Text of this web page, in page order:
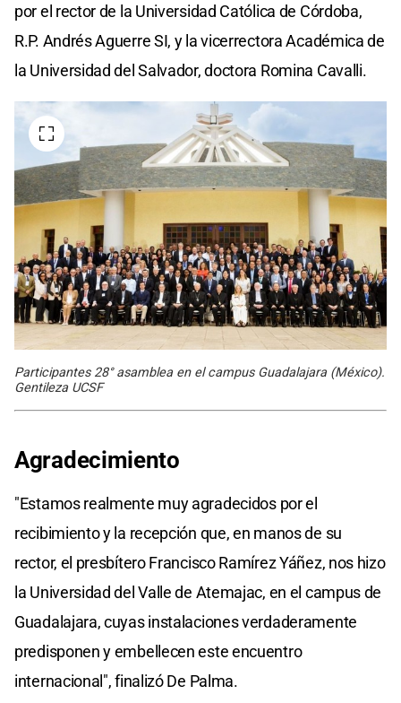
por el rector de la Universidad Católica de Córdoba,
R.P. Andrés Aguerre SI, y la vicerrectora Académica de
la Universidad del Salvador, doctora Romina Cavalli.
Participantes 28° asamblea en el campus Guadalajara (México).
Gentileza UCSF
Agradecimiento
"Estamos realmente muy agradecidos por el
recibimiento y la recepción que, en manos de su
rector, el presbítero Francisco Ramírez Yáñez, nos hizo
la Universidad del Valle de Atemajac, en el campus de
Guadalajara, cuyas instalaciones verdaderamente
predisponen y embellecen este encuentro
internacional", finalizó De Palma.